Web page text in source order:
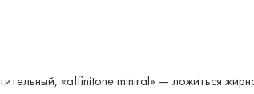
«affinitone miniral» — ложиться